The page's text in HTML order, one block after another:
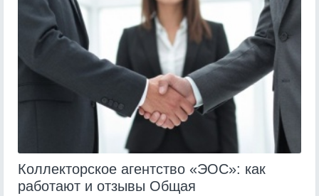
Коллекторское агентство «ЭОС»: как
работают и отзывы Общая